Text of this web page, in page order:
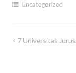
Uncategorized
Post
7 Universitas